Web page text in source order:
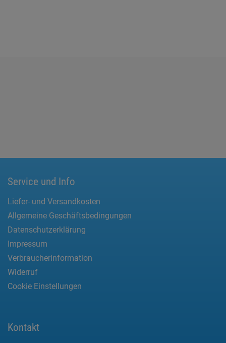
Service und Info
Liefer- und Versandkosten
Allgemeine Geschäftsbedingungen
Datenschutzerklärung
Impressum
Verbraucherinformation
Widerruf
Cookie Einstellungen
Kontakt